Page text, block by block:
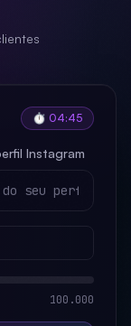
⏱ 04:41
Instagram
100.000